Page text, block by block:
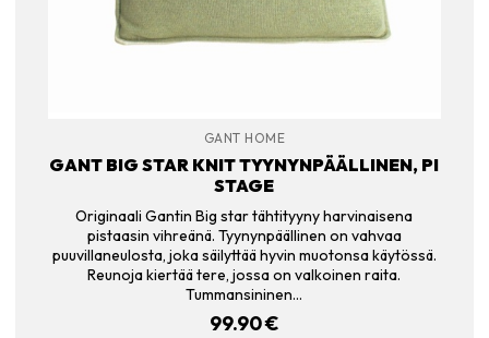
GANT HOME
GANT BIG STAR KNIT TYYNYNPÄÄLLINEN, PI
STAGE
Originaali Gantin Big star tähtityyny harvinaisena
pistaasin vihreänä. Tyynynpäällinen on vahvaa
puuvillaneulosta, joka säilyttää hyvin muotonsa käytössä.
Reunoja kiertää tere, jossa on valkoinen raita.
Tummansininen…
99.90€